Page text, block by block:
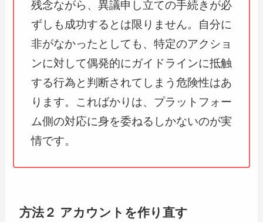
残念ながら、異議申し立ての手続きが必
ずしも成功するとは限りません。自分に
非がなかったとしても、特定のアクショ
ンに対して偶発的にガイドラインに抵触
する行為と判断されてしまう危険性はあ
ります。こればかりは、プラットフォー
ム側の対応に身を委ねるしかないのが実
情です。
方法２ アカウントを作り直す